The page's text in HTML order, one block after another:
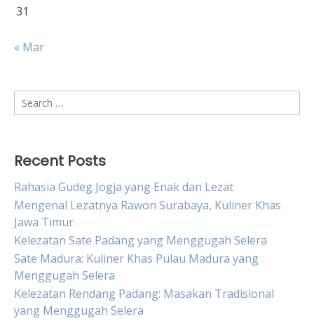
31
« Mar
Search
for:
Recent Posts
Rahasia Gudeg Jogja yang Enak dan Lezat
Mengenal Lezatnya Rawon Surabaya, Kuliner Khas
Jawa Timur
Kelezatan Sate Padang yang Menggugah Selera
Sate Madura: Kuliner Khas Pulau Madura yang
Menggugah Selera
Kelezatan Rendang Padang: Masakan Tradisional
yang Menggugah Selera